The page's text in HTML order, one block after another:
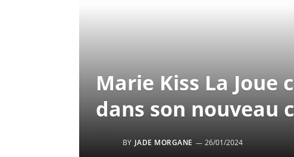
Marie Kiss La Joue
dans son nouveau
BY JADE MORGANE 26/01/2024